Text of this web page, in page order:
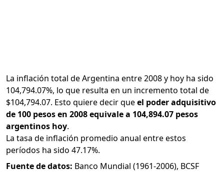
La inflación total de Argentina entre 2008 y hoy ha sido
104,794.07%, lo que resulta en un incremento total de
$104,794.07. Esto quiere decir queel poder adquisitivo
de 100 pesos en 2008 equivale a 104,894.07 pesos
argentinos hoy.
La tasa de inflación promedio anual entre estos
períodos ha sido 47.17%.
Fuente de datos: Banco Mundial (1961-2006), BCSF